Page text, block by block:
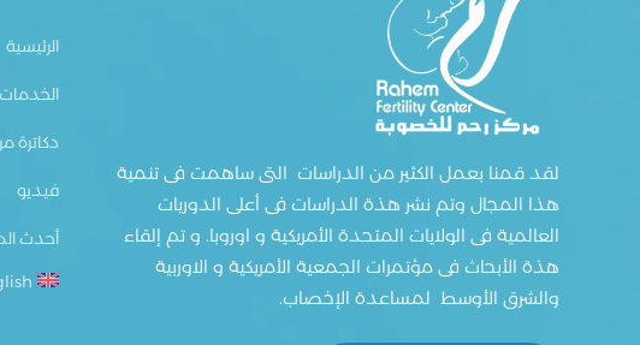
الرئيسية
الخدمات
دكاترة
فيديو
أحدث
لقد قمنا بعمل الكثير من الدراسات التى ساهمت فى تنمية
هذا المجال وتم نشر هذة الدراسات فى أعلى الدوريات
العالمية فى الولايات المتحدة الأمريكية و اوروبا. و تم إلقاء
هذة الأبحاث فى مؤتمرات الجمعية الأمريكية و الاوربية
والشرق الأوسط لمساعدة الإخصاب.